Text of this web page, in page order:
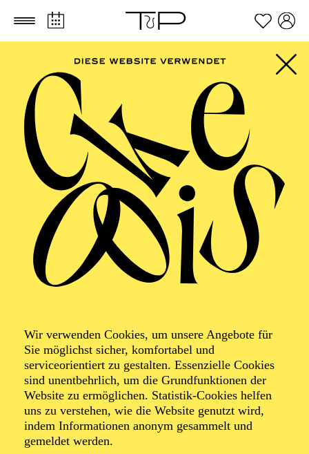
Zum Hauptinhalt springen Zum Footer springen
Wir verwenden Cookies, um unsere Angebote für
Sie möglichst sicher, komfortabel und
serviceorientiert zu gestalten. Essenzielle Cookies
sind unentbehrlich, um die Grundfunktionen der
Website zu ermöglichen. Statistik-Cookies helfen
uns zu verstehen, wie die Website genutzt wird,
indem Informationen anonym gesammelt und
gemeldet werden.
PHILHARMONIE
Coltrane 100
Chris Potter
WDR Big Band